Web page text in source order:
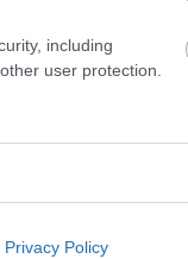
including
user protection.
Privacy Policy